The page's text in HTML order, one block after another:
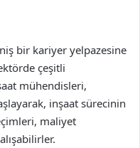
bir kariyer yelpazesine
çeşitli
mühendisleri,
inşaat sürecinin
maliyet